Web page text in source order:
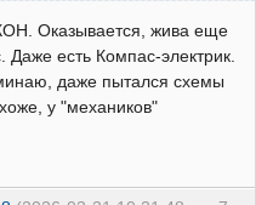
Оказывается, жива еще
есть Компас-электрик.
даже пытался схемы
у "механиков"